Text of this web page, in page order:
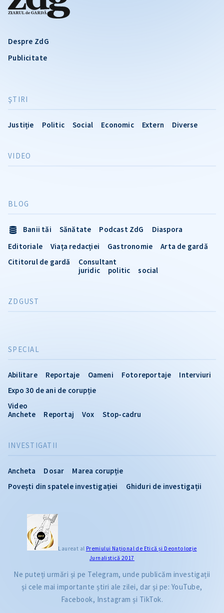
Despre ZdG
Publicitate
ŞTIRI
Justiție Politic Social Economic Extern Diverse
INVESTIGATII
Ancheta Dosar
Marea corupție
Povești din spatele investigației
Ghiduri de investigații
VIDEO
SPECIAL
Abilitare Reportaje Oameni Fotoreportaje
Interviuri
Expo 30 de ani de corupție
Video
Anchete
Reportaj Vox Stop-cadru
BLOG
Banii tăi Sănătate Podcast ZdG
Diaspora
Editoriale
Viața redacției Gastronomie
Arta de gardă
Cititorul de gardă
Consultant
juridic
politic social
ZDGUST
Laureat al Premiului Naţional de Etică și Deontologie
Jurnalistică 2017
Ne puteți urmări și pe Telegram, unde publicăm investigații
și cele mai importante știri ale zilei, dar și pe: YouTube,
Facebook, Instagram și TikTok.